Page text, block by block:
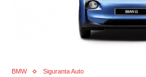
BMW Siguranta Auto